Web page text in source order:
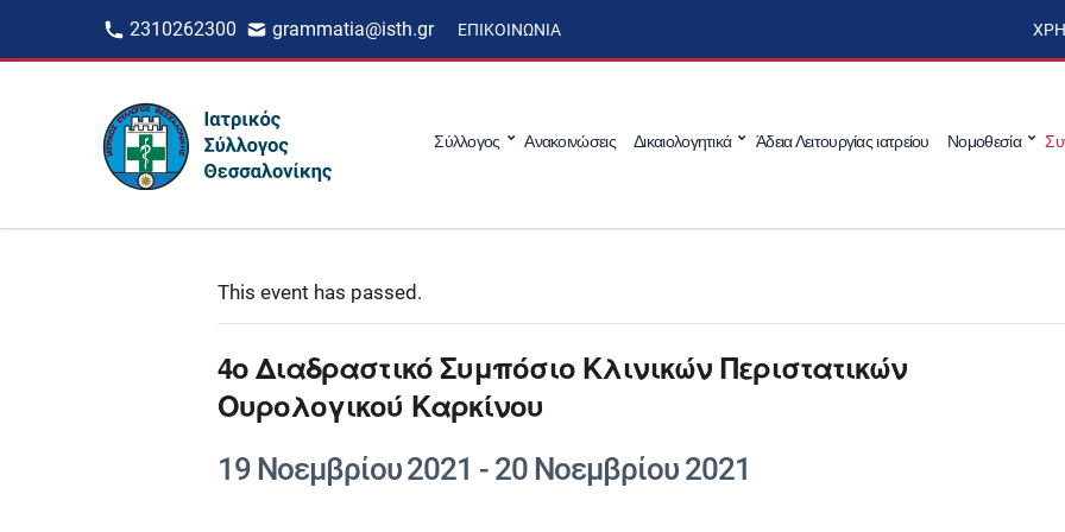
2310262300 grammatia@isth.gr ΕΠΙΚΟΙΝΩΝΊΑ
Σύλλογος Ανακοινώσεις Δικαιολογητικά Άδεια Λειτουργίας ιατρείου Νομοθεσία
This event has passed.
4ο Διαδραστικό Συμπόσιο Κλινικών Περιστατικών
Ουρολογικού Καρκίνου
19 Νοεμβρίου 2021 - 20 Νοεμβρίου 2021